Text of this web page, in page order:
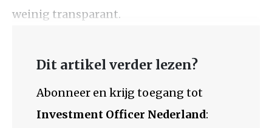
weinig transparant.
Dit artikel verder lezen?
Abonneer en krijg toegang tot
Investment Officer Nederland: